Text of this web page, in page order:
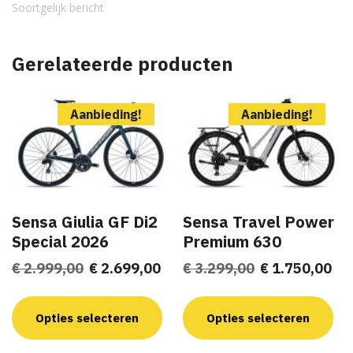
Soortgelijk bericht
Gerelateerde producten
Aanbieding!
Sensa Giulia GF Di2
Special 2026
€2.999,00 Oorspronkelijke
prijs
was:
€ 2.999,00.
€ 2.699,00Huidige
is:
€ 2.699,00.
Opties selecteren
product
heeft
Aanbieding!
Sensa Travel Power
Premium 630
€3.299,00
prijs
was:
€ 3.299,00.
€ 1.750,00
is:
Opties selecteren